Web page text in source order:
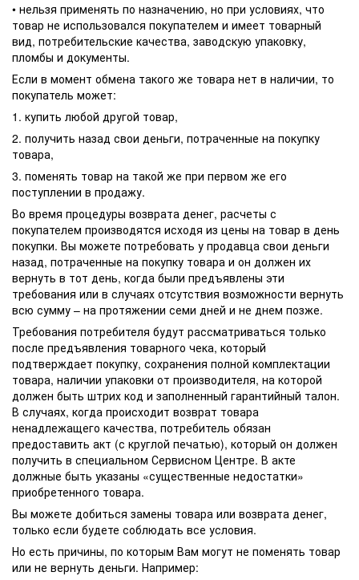
• нельзя применять по назначению, но при условиях, что
товар не использовался покупателем и имеет товарный
вид, потребительские качества, заводскую упаковку,
пломбы и документы.
Если в момент обмена такого же товара нет в наличии, то
покупатель может:
1. купить любой другой товар,
2. получить назад свои деньги, потраченные на покупку
товара,
3. поменять товар на такой же при первом же его
поступлении в продажу.
Во время процедуры возврата денег, расчеты с
покупателем производятся исходя из цены на товар в день
покупки. Вы можете потребовать у продавца свои деньги
назад, потраченные на покупку товара и он должен их
вернуть в тот день, когда были предъявлены эти
требования или в случаях отсутствия возможности вернуть
всю сумму – на протяжении семи дней и не днем позже.
Требования потребителя будут рассматриваться только
после предъявления товарного чека, который
подтверждает покупку, сохранения полной комплектации
товара, наличии упаковки от производителя, на которой
должен быть штрих код и заполненный гарантийный талон.
В случаях, когда происходит возврат товара
ненадлежащего качества, потребитель обязан
предоставить акт (с круглой печатью), который он должен
получить в специальном Сервисном Центре. В акте
должные быть указаны «существенные недостатки»
приобретенного товара.
Вы можете добиться замены товара или возврата денег,
только если будете соблюдать все условия.
Но есть причины, по которым Вам могут не поменять товар
или не вернуть деньги. Например: